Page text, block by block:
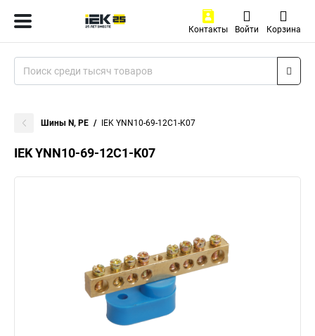
Контакты Войти Корзина
Шины N, PE IEK YNN10-69-12C1-K07
IEK YNN10-69-12C1-K07